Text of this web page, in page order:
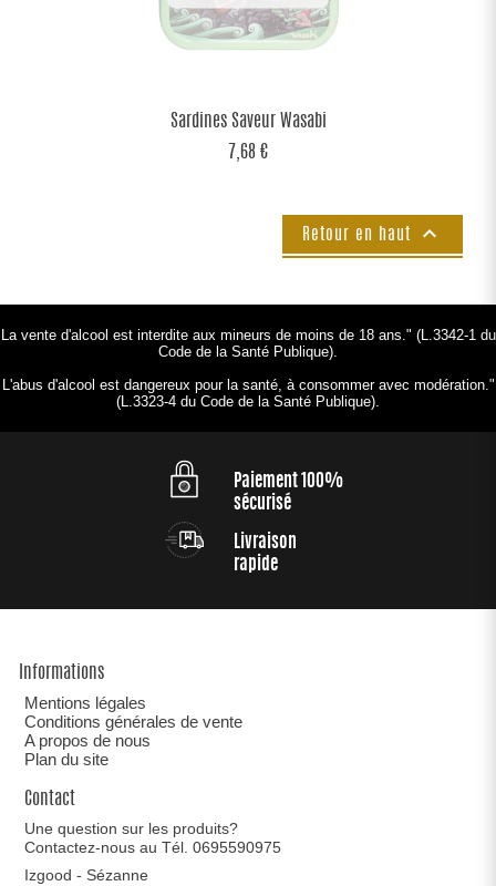
Sardines Saveur Wasabi
7,68 €
Retour en haut 
La vente d'alcool est interdite aux mineurs de moins de 18 ans." (L.3342-1 du
Code de la Santé Publique).
L'abus d'alcool est dangereux pour la santé, à consommer avec modération."
(L.3323-4 du Code de la Santé Publique).
Paiement 100%
sécurisé
Livraison
rapide
Informations
Mentions légales
Conditions générales de vente
A propos de nous
Plan du site
Contact
Une question sur les produits?
Contactez-nous au Tél. 0695590975
Izgood - Sézanne